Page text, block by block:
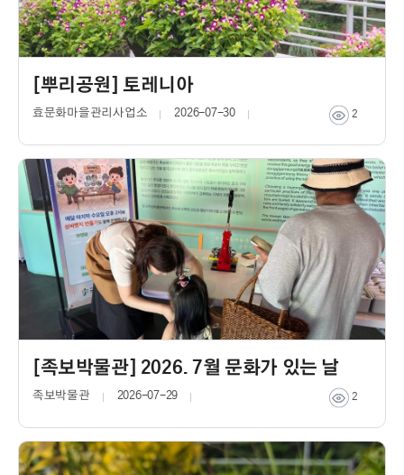
[뿌리공원] 토레니아
효문화마을관리사업소 2
2026-07-30
[족보박물관] 2026. 7월 문화가 있는 날
족보박물관 2
2026-07-29